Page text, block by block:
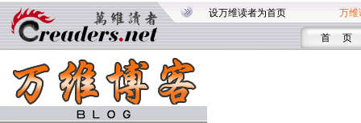
设万维读者为首页 万维
首 页